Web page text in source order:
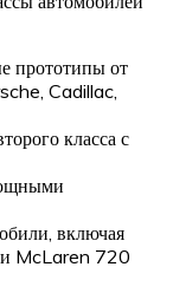
прототипы от
Cadillac,
класса с
включая
McLaren 720